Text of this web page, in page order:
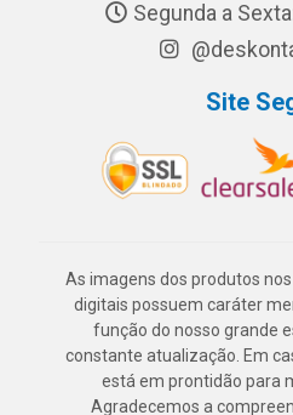
Segunda a
Site
As imagens dos produtos
digitais possuem caráter
função do nosso grande
constante atualização. Em
está em prontidão para
Agradecemos a